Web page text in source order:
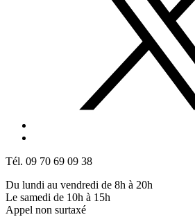
Tél. 09 70 69 09 38
Du lundi au vendredi de 8h à 20h
Le samedi de 10h à 15h
Appel non surtaxé